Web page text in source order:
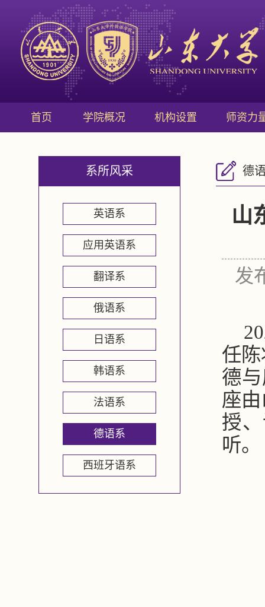
首页 学院概况 机构设置 师资力
系所风采
英语系
应用英语系
翻译系
俄语系
日语系
韩语系
法语系
德语系
西班牙语系
德
山
发
任
德
座
授
听。